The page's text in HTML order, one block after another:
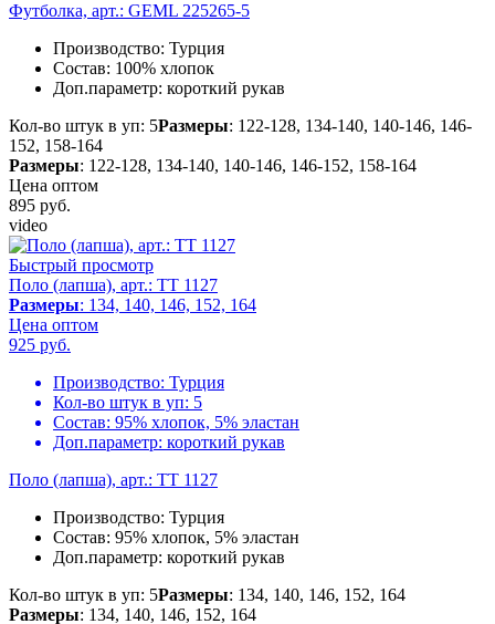
Футболка, арт.: GEML 225265-5
Производство: Турция
Состав: 100% хлопок
Доп.параметр: короткий рукав
Кол-во штук в уп: 5Размеры: 122-128, 134-140, 140-146, 146-
152, 158-164
Размеры: 122-128, 134-140, 140-146, 146-152, 158-164
Цена оптом
895 руб.
video
Быстрый просмотр
Поло (лапша), арт.: TT 1127
Размеры: 134, 140, 146, 152, 164
Цена оптом
925 руб.
Производство: Турция
Кол-во штук в уп: 5
Состав: 95% хлопок, 5% эластан
Доп.параметр: короткий рукав
Поло (лапша), арт.: TT 1127
Производство: Турция
Состав: 95% хлопок, 5% эластан
Доп.параметр: короткий рукав
Кол-во штук в уп: 5Размеры: 134, 140, 146, 152, 164
Размеры: 134, 140, 146, 152, 164